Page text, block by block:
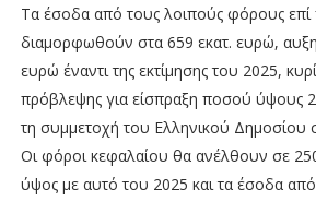
Τα έσοδα από τους λοιπούς φόρους
διαμορφωθούν στα 659 εκατ. ευρώ,
ευρώ έναντι της εκτίμησης του 2025,
πρόβλεψης για είσπραξη ποσού ύψους
τη συμμετοχή του Ελληνικού Δημοσίου
Οι φόροι κεφαλαίου θα ανέλθουν σε
ύψος με αυτό του 2025 και τα έσοδα